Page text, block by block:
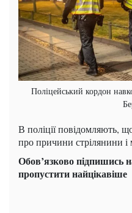
Поліцейський кордон
В поліції повідомляють,
про причини стрілянини і
Обов’язково підпишись
пропустити найцікавіше